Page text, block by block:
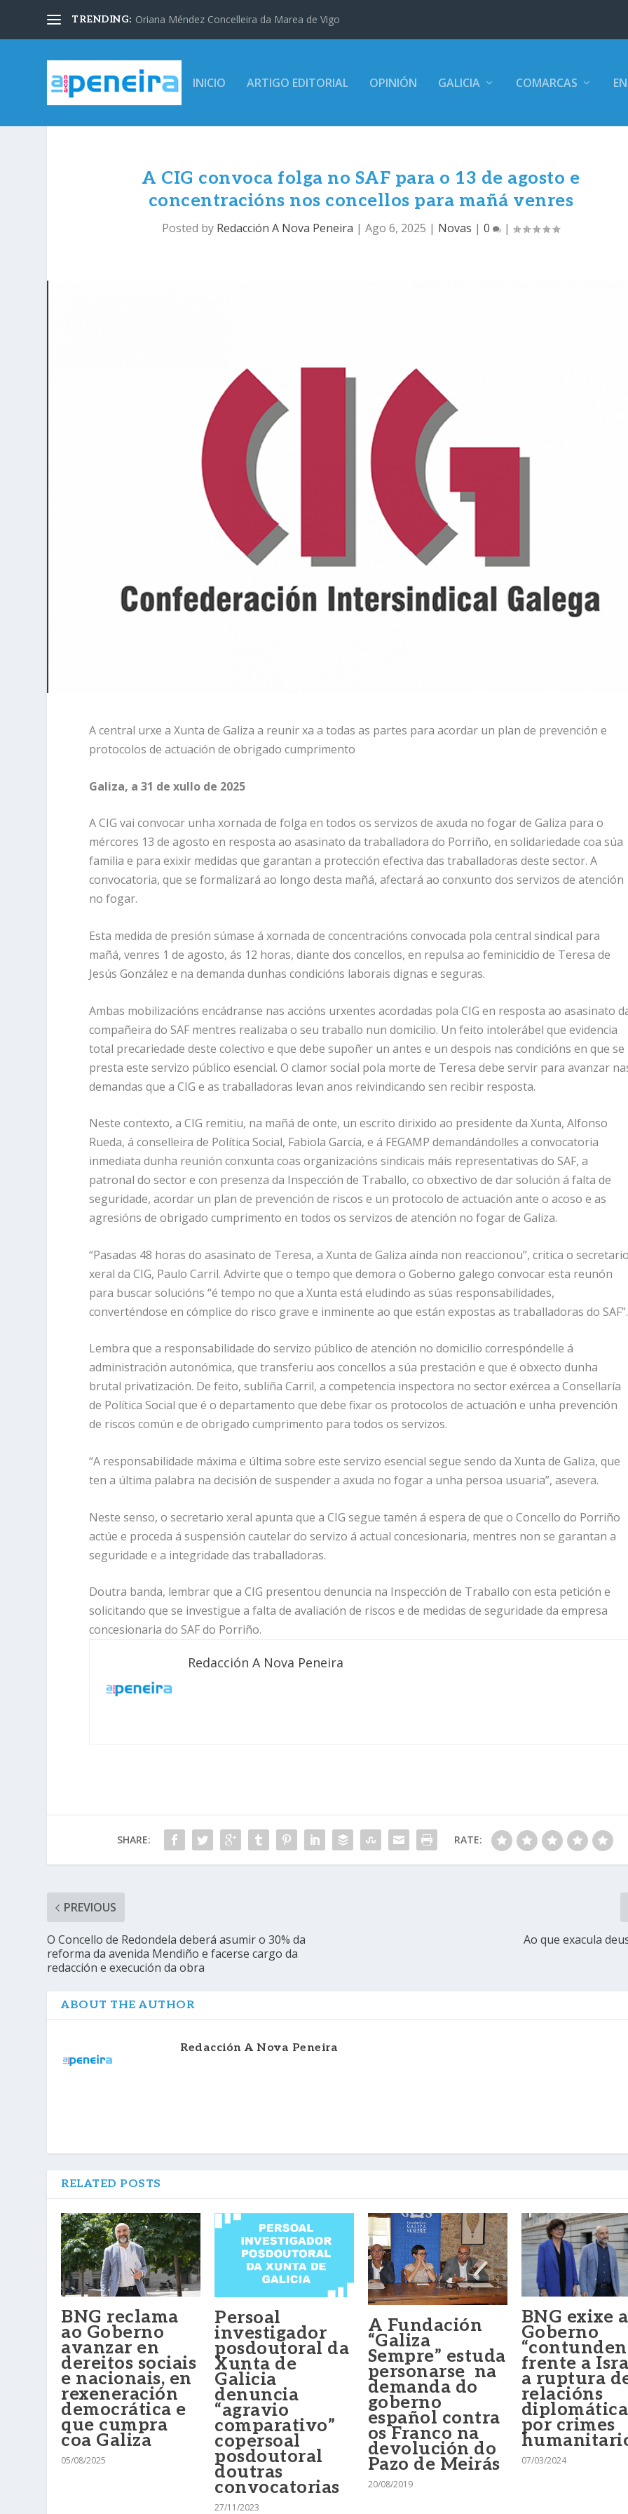
TRENDING: Oriana Méndez Concelleira da Marea de Vigo
INICIO ARTIGO EDITORIAL OPINIÓN GALICIA COMARCAS
A CIG convoca folga no SAF para o 13 de agosto e
concentracións nos concellos para mañá venres
Posted by Redacción A Nova Peneira |Ago 6, 2025 | Novas |0 |
A central urxe a Xunta de Galiza a reunir xa a todas as partes para acordar un plan de prevención e
protocolos de actuación de obrigado cumprimento
Galiza, a 31 de xullo de 2025
A CIG vai convocar unha xornada de folga en todos os servizos de axuda no fogar de Galiza para o
mércores 13 de agosto en resposta ao asasinato da traballadora do Porriño, en solidariedade coa súa
familia e para exixir medidas que garantan a protección efectiva das traballadoras deste sector. A
convocatoria, que se formalizará ao longo desta mañá, afectará ao conxunto dos servizos de atención
no fogar.
Esta medida de presión súmase á xornada de concentracións convocada pola central sindical para
mañá, venres 1 de agosto, ás 12 horas, diante dos concellos, en repulsa ao feminicidio de Teresa de
Jesús González e na demanda dunhas condicións laborais dignas e seguras.
Ambas mobilizacións encádranse nas accións urxentes acordadas pola CIG en resposta ao asasinato
compañeira do SAF mentres realizaba o seu traballo nun domicilio. Un feito intolerábel que evidencia
total precariedade deste colectivo e que debe supoñer un antes e un despois nas condicións en que se
presta este servizo público esencial. O clamor social pola morte de Teresa debe servir para avanzar
demandas que a CIG e as traballadoras levan anos reivindicando sen recibir resposta.
Neste contexto, a CIG remitiu, na mañá de onte, un escrito dirixido ao presidente da Xunta, Alfonso
Rueda, á conselleira de Política Social, Fabiola García, e á FEGAMP demandándolles a convocatoria
inmediata dunha reunión conxunta coas organizacións sindicais máis representativas do SAF, a
patronal do sector e con presenza da Inspección de Traballo, co obxectivo de dar solución á falta de
seguridade, acordar un plan de prevención de riscos e un protocolo de actuación ante o acoso e as
agresións de obrigado cumprimento en todos os servizos de atención no fogar de Galiza.
“Pasadas 48 horas do asasinato de Teresa, a Xunta de Galiza aínda non reaccionou”, critica o
xeral da CIG, Paulo Carril. Advirte que o tempo que demora o Goberno galego convocar esta reunón
para buscar solucións “é tempo no que a Xunta está eludindo as súas responsabilidades,
converténdose en cómplice do risco grave e inminente ao que están expostas as traballadoras do SAF”.
Lembra que a responsabilidade do servizo público de atención no domicilio correspóndelle á
administración autonómica, que transferiu aos concellos a súa prestación e que é obxecto dunha
brutal privatización. De feito, subliña Carril, a competencia inspectora no sector exércea a Consellaría
de Política Social que é o departamento que debe fixar os protocolos de actuación e unha prevención
de riscos común e de obrigado cumprimento para todos os servizos.
“A responsabilidade máxima e última sobre este servizo esencial segue sendo da Xunta de Galiza, que
ten a última palabra na decisión de suspender a axuda no fogar a unha persoa usuaria”, asevera.
Neste senso, o secretario xeral apunta que a CIG segue tamén á espera de que o Concello do Porriño
actúe e proceda á suspensión cautelar do servizo á actual concesionaria, mentres non se garantan a
seguridade e a integridade das traballadoras.
Doutra banda, lembrar que a CIG presentou denuncia na Inspección de Traballo con esta petición e
solicitando que se investigue a falta de avaliación de riscos e de medidas de seguridade da empresa
concesionaria do SAF do Porriño.
Redacción A Nova Peneira
SHARE: RATE:
PREVIOUS
O Concello de Redondela deberá asumir o 30% da
reforma da avenida Mendiño e facerse cargo da
redacción e execución da obra
Ao que exacula
ABOUT THE AUTHOR
Redacción A Nova Peneira
RELATED POSTS
BNG reclama
ao Goberno
avanzar en
dereitos sociais
e nacionais, en
rexeneración
democrática e
que cumpra
coa Galiza
05/08/2025
Persoal
investigador
posdoutoral da
Xunta de
Galicia
denuncia
“agravio
comparativo”
copersoal
posdoutoral
doutras
convocatorias
27/11/2023
A Fundación
“Galiza
Sempre” estuda
personarse na
demanda do
goberno
español contra
os Franco na
devolución do
Pazo de Meirás
20/08/2019
BNG exixe
Goberno
frente a
a ruptura
relacións
por crimes
07/03/2024